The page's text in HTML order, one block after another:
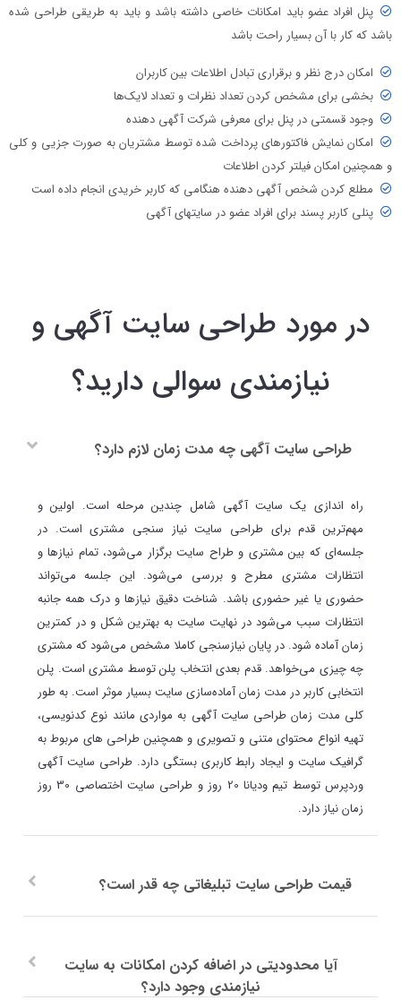
پنل افراد عضو باید امکانات خاصی داشته باشد و باید به طریقی طراحی شده
باشد که کار با آن بسیار راحت باشد
امکان درج نظر و برقراری تبادل اطلاعات بین کاربران
بخشی برای مشخص کردن تعداد نظرات و تعداد لایک‌ها
وجود قسمتی در پنل برای معرفی شرکت آگهی دهنده
امکان نمایش فاکتورهای پرداخت شده توسط مشتریان به صورت جزیی و کلی
و همچنین امکان فیلتر کردن اطلاعات
مطلع کردن شخص آگهی دهنده هنگامی که کاربر خریدی انجام داده است
پنلی کاربر پسند برای افراد عضو در سایت‎های آگهی
در مورد طراحی سایت آگهی و
نیازمندی سوالی دارید؟
طراحی سایت آگهی چه مدت زمان لازم دارد؟
راه اندازی یک سایت آگهی شامل چندین مرحله است. اولین و
مهم‌ترین قدم برای طراحی سایت نیاز سنجی مشتری است. در
جلسه‌ای که بین مشتری و طراح سایت برگزار می‌شود، تمام نیازها و
انتظارات مشتری مطرح و بررسی می‌شود. این جلسه می‌تواند
حضوری یا غیر حضوری باشد. شناخت دقیق نیازها و درک همه جانبه
انتظارات سبب می‌شود در نهایت سایت به بهترین شکل و در کمترین
زمان آماده شود. در پایان نیازسنجی کاملا مشخص می‌شود که مشتری
چه چیزی می‌خواهد. قدم بعدی انتخاب پلن توسط مشتری است. پلن
انتخابی کاربر در مدت زمان آماده‌سازی سایت بسیار موثر است. به طور
کلی مدت زمان طراحی سایت آگهی به مواردی مانند نوع کدنویسی،
تهیه انواع محتوای متنی و تصویری و همچنین طراحی های مربوط به
گرافیک سایت و ایجاد رابط کاربری بستگی دارد. طراحی سایت آگهی
وردپرس توسط تیم ودیانا 20 روز و طراحی سایت اختصاصی 30 روز
زمان نیاز دارد.
قیمت طراحی سایت تبلیغاتی چه قدر است؟
آیا محدودیتی در اضافه کردن امکانات به سایت
نیازمندی وجود دارد؟